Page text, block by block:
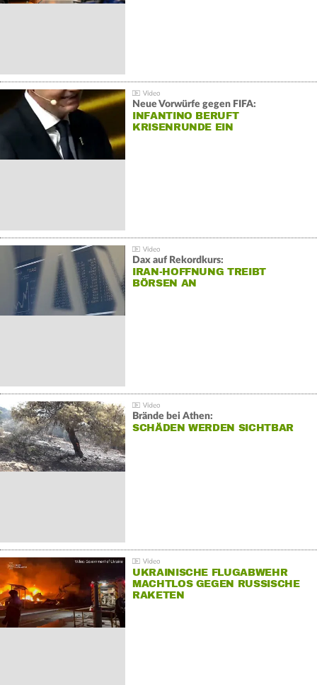
Neue Vorwürfe gegen FIFA:
INFANTINO BERUFT
KRISENRUNDE EIN
Dax auf Rekordkurs:
IRAN-HOFFNUNG TREIBT
BÖRSEN AN
Brände bei Athen:
SCHÄDEN WERDEN SICHTBAR
UKRAINISCHE FLUGABWEHR
MACHTLOS GEGEN RUSSISCHE
RAKETEN